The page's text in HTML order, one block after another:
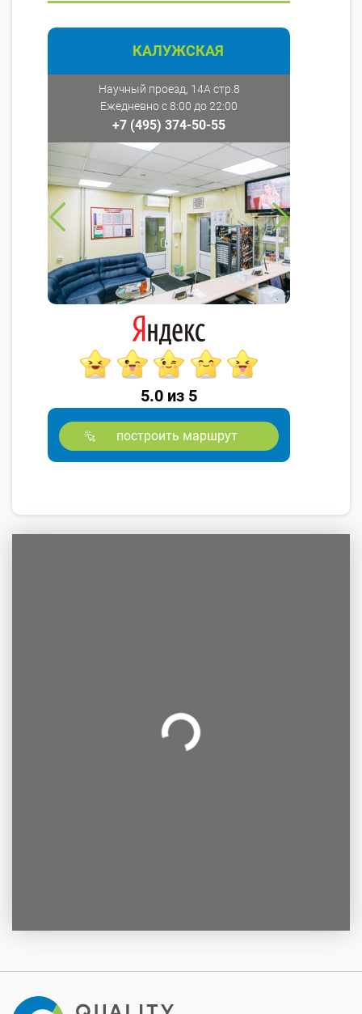
КАЛУЖСКАЯ
Научный проезд, 14А стр.8
Ежедневно с 8:00 до 22:00
+7 (495) 374-50-55
5.0 из 5
построить маршрут